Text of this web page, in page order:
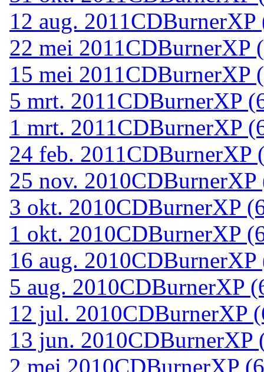
12 aug. 2011
22 mei 2011 CDBurnerXP
15 mei 2011 CDBurnerXP
5 mrt. 2011 CDBurnerXP
1 mrt. 2011 CDBurnerXP
24 feb. 2011 CDBurnerXP
25 nov. 2010
3 okt. 2010CDBurnerXP
1 okt. 2010CDBurnerXP
16 aug. 2010
5 aug. 2010CDBurnerXP
12 jul. 2010CDBurnerXP
13 jun. 2010CDBurnerXP
2 mei 2010CDBurnerXP